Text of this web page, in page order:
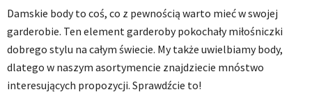
Damskie body to coś, co z pewnością warto mieć w swojej
garderobie. Ten element garderoby pokochały miłośniczki
dobrego stylu na całym świecie. My także uwielbiamy body,
dlatego w naszym asortymencie znajdziecie mnóstwo
interesujących propozycji. Sprawdźcie to!